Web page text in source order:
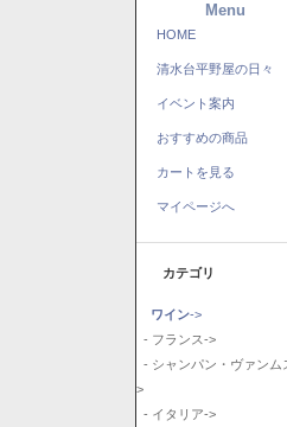
Menu
HOME
清水台平野屋の日々
イベント案内
おすすめの商品
カートを見る
マイページへ
カテゴリ
ワイン->
- フランス->
- シャンパン・ヴァンム
>
- イタリア->